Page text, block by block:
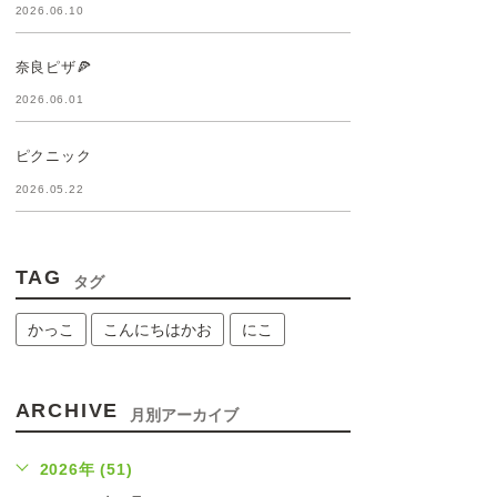
2026.06.10
奈良ピザ🍕
2026.06.01
ピクニック
2026.05.22
TAG タグ
かっこ こんにちはかお にこ
ARCHIVE 月別アーカイブ
2026年 (51)